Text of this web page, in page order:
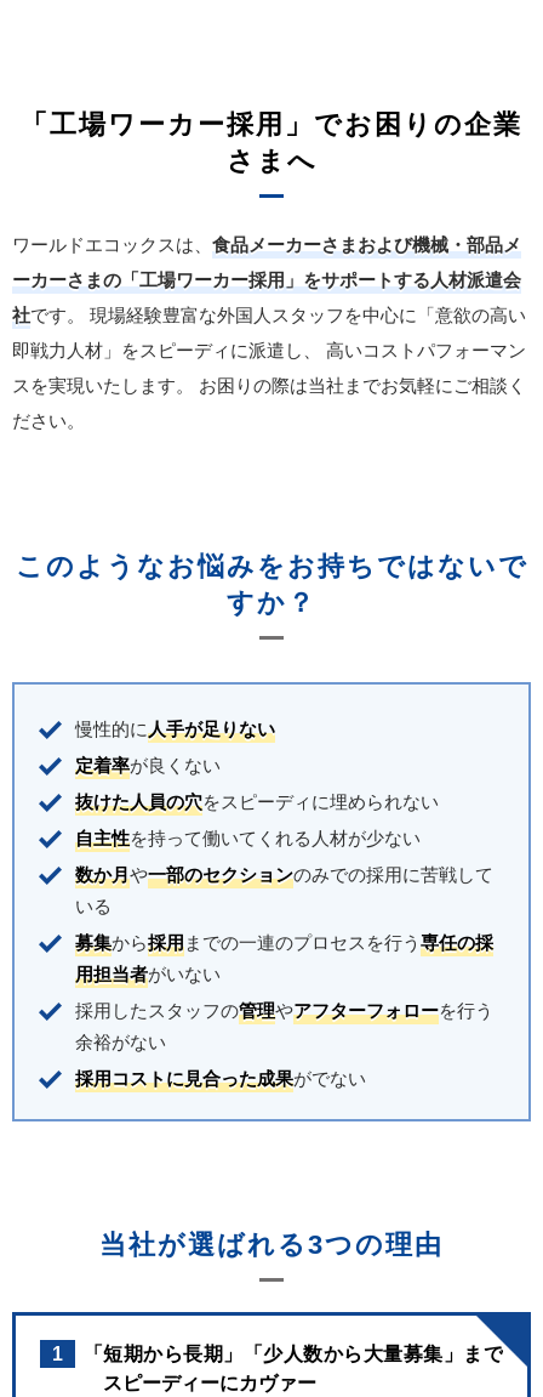
「工場ワーカー採用」でお困りの企業
さまへ
ワールドエコックスは、 食品メーカーさまおよび機械・部品メ
ーカーさまの「工場ワーカー採用」をサポートする人材派遣会
社です。
現場経験豊富な外国人スタッフを中心に「意欲の高い
即戦力人材」をスピーディに派遣し、
高いコストパフォーマン
スを実現いたします。
お困りの際は当社までお気軽にご相談く
ださい。
このようなお悩みをお持ちではないで
すか？
慢性的に人手が足りない
定着率が良くない
抜けた人員の穴をスピーディに埋められない
自主性を持って働いてくれる人材が少ない
数か月や一部のセクションのみでの採用に苦戦して
いる
募集から採用までの一連のプロセスを行う 専任の採
用担当者がいない
採用したスタッフの管理やアフターフォローを行う
余裕がない
採用コストに見合った成果がでない
当社が選ばれる3つの理由
1
「短期から長期」「少人数から大量募集」まで
スピーディーにカヴァー